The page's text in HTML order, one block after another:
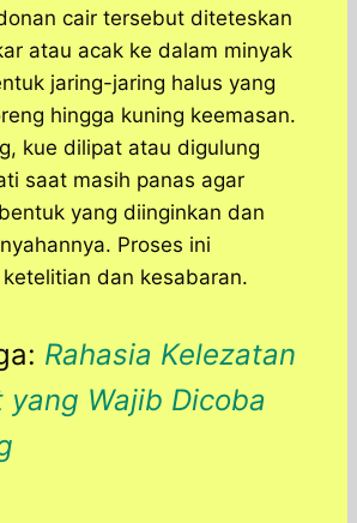
cair tersebut diteteskan
atau acak ke dalam minyak
jaring-jaring halus yang
hingga kuning keemasan.
kue dilipat atau digulung
saat masih panas agar
yang diinginkan dan
Proses ini
dan kesabaran.
Rahasia Kelezatan
yang Wajib Dicoba